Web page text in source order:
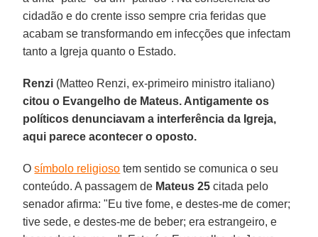
cidadão e do crente isso sempre cria feridas que
acabam se transformando em infecções que infectam
tanto a Igreja quanto o Estado.
Renzi (Matteo Renzi, ex-primeiro ministro italiano)
citou o Evangelho de Mateus. Antigamente os
políticos denunciavam a interferência da Igreja,
aqui parece acontecer o oposto.
Osímbolo religioso tem sentido se comunica o seu
conteúdo. A passagem de Mateus 25 citada pelo
senador afirma: "Eu tive fome, e destes-me de comer;
tive sede, e destes-me de beber; era estrangeiro, e